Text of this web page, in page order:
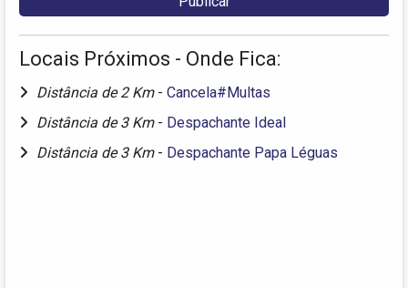
Locais Próximos - Onde Fica:
Distância de 2 Km - Cancela#Multas
Distância de 3 Km - Despachante Ideal
Distância de 3 Km - Despachante Papa Léguas